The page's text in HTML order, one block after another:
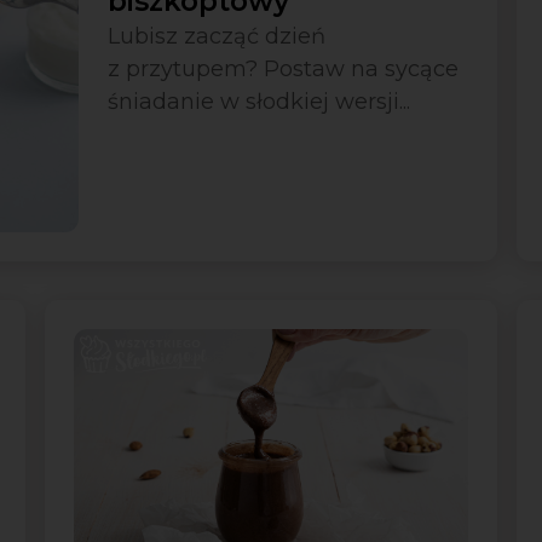
Lubisz zacząć dzień
z przytupem? Postaw na sycące
śniadanie w słodkiej wersji...